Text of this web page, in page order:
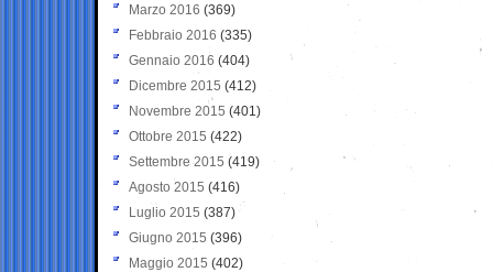
Marzo 2016 (369)
Febbraio 2016 (335)
Gennaio 2016 (404)
Dicembre 2015 (412)
Novembre 2015 (401)
Ottobre 2015 (422)
Settembre 2015 (419)
Agosto 2015 (416)
Luglio 2015 (387)
Giugno 2015 (396)
Maggio 2015 (402)